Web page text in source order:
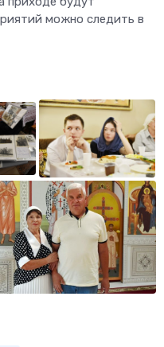
можно следить в